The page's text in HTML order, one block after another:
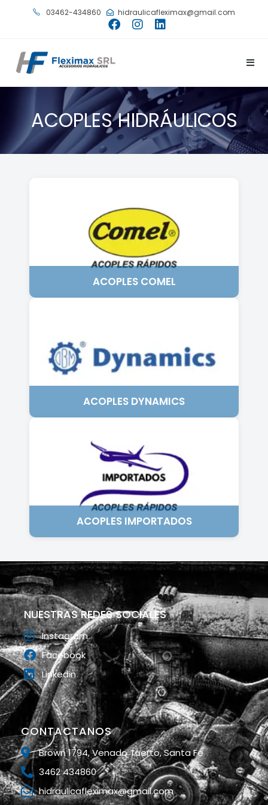
03462-434860 hidraulicafleximax@gmail.com
ACOPLES HIDRÁULICOS
ACOPLES COMEL
ACOPLES DYNAMICS
ACOPLES IMPORTADOS
CONTACTANOS
Brown 1794, Venado Tuerto, Santa Fe
3462 434860
hidraulicafleximax@gmail.com
NUESTRAS REDES SOCIALES
Instagram
Facebook
Linkedin